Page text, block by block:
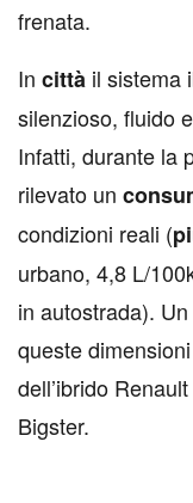
frenata.
In città il sistema
silenzioso, fluido
Infatti, durante la
rilevato un
condizioni reali (
urbano, 4,8 L/
in autostrada).
queste
dell’ibrido
Bigster.